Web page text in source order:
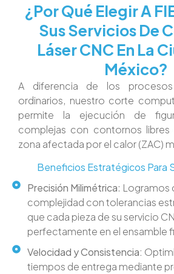
¿Por Qué Elegir A
Sus Servicios De
Láser CNC En La
México?
A diferencia de los
ordinarios, nuestro corte
permite la ejecución de
complejas con contornos
zona afectada por el calor (ZAC)
Beneficios Estratégicos Para
Precisión Milimétrica: Logramos
complejidad con tolerancias
que cada pieza de su servicio
perfectamente en el ensamble
Velocidad y Consistencia:
tiempos de entrega mediante